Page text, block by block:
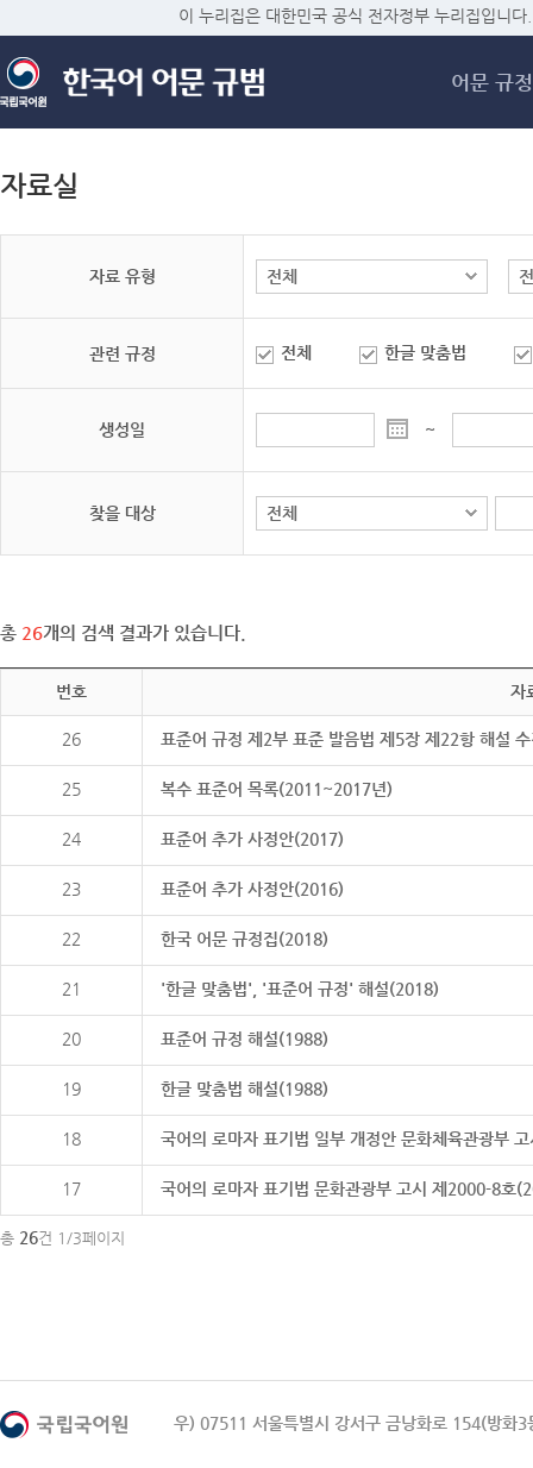
메
이 누리집은 대한민국 공식 전자정부 누리집입니다.
어문 규정
자료실
자료 유형
관련 규정 전체 한글 맞춤법
생성일 ~
찾을 대상
총 26개의 검색 결과가 있습니다.
번호 자
26 표준어 규정 제2부 표준 발음법 제5장 제22항 해설
25 복수 표준어 목록(2011~2017년)
24 표준어 추가 사정안(2017)
23 표준어 추가 사정안(2016)
22 한국 어문 규정집(2018)
21 '한글 맞춤법', '표준어 규정' 해설(2018)
20 표준어 규정 해설(1988)
19 한글 맞춤법 해설(1988)
18 국어의 로마자 표기법 일부 개정안 문화체육관광부
17 국어의 로마자 표기법 문화관광부 고시 제2000-8호
총 26건 1/3페이지
우) 07511 서울특별시 강서구 금낭화로 154(방화3